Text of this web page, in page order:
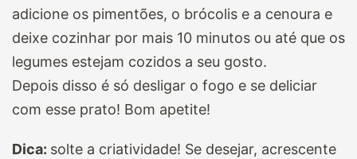
adicione os pimentões, o brócolis e a cenoura e
deixe cozinhar por mais 10 minutos ou até que os
legumes estejam cozidos a seu gosto.
Depois disso é só desligar o fogo e se deliciar
com esse prato! Bom apetite!
Dica: solte a criatividade! Se desejar, acrescente